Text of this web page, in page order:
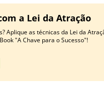
a Lei da Atração
Aplique as técnicas da Lei da
"A Chave para o Sucesso"!